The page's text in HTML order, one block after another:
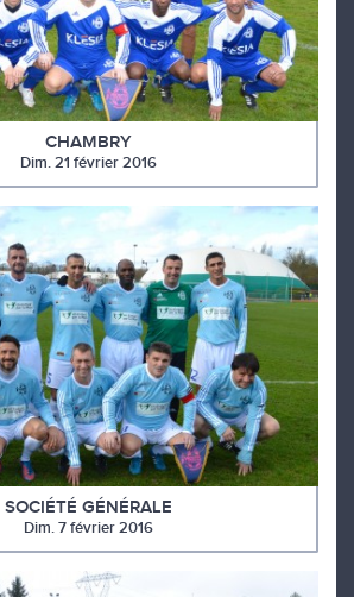
CHAMBRY
Dim. 21 février 2016
SOCIÉTÉ GÉNÉRALE
Dim. 7 février 2016